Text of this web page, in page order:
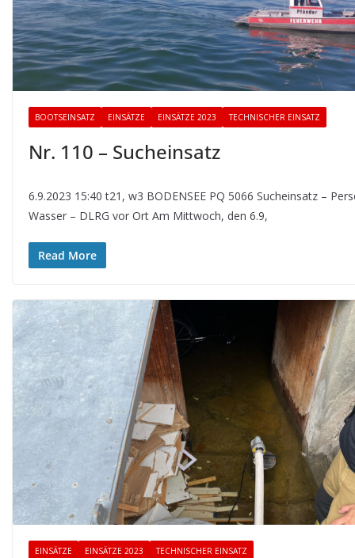
BOOTSEINSATZ EINSÄTZE EINSÄTZE 2023 TECHNISCHER EINSATZ
Nr. 110 – Sucheinsatz
6.9.2023 15:40 t21, w3 BODENSEE PQ 5066 Sucheinsatz –
Wasser – DLRG vor Ort Am Mittwoch, den 6.9,
Read More
EINSÄTZE EINSÄTZE 2023 TECHNISCHER EINSATZ